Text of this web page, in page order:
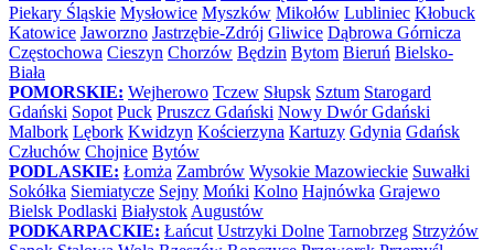
Piekary Śląskie Mysłowice Myszków Mikołów Lubliniec Kłobuck
Katowice Jaworzno Jastrzębie-Zdrój Gliwice Dąbrowa Górnicza
Częstochowa Cieszyn Chorzów Będzin Bytom Bieruń Bielsko-
Biała
POMORSKIE: Wejherowo Tczew Słupsk Sztum Starogard
Gdański Sopot Puck Pruszcz Gdański Nowy Dwór Gdański
Malbork Lębork Kwidzyn Kościerzyna Kartuzy Gdynia Gdańsk
Człuchów Chojnice Bytów
PODLASKIE: Łomża Zambrów Wysokie Mazowieckie Suwałki
Sokółka Siemiatycze Sejny Mońki Kolno Hajnówka Grajewo
Bielsk Podlaski Białystok Augustów
PODKARPACKIE: Łańcut Ustrzyki Dolne Tarnobrzeg Strzyżów